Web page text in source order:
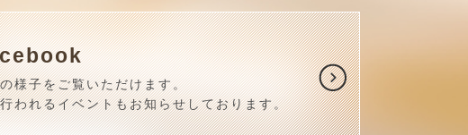
様子をご覧いただけます。
われるイベントもお知らせしております。